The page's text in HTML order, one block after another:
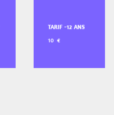
TARIF -12 ANS